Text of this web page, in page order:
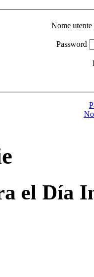
Nome utente
Password
el Día